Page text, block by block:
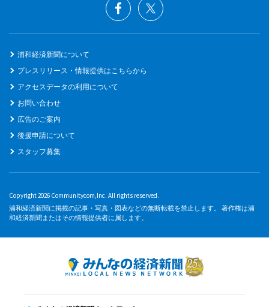
浦和経済新聞について
プレスリリース・情報提供はこちらから
アクセスデータの利用について
お問い合わせ
広告のご案内
後援申請について
スタッフ募集
Copyright 2026 Communitycom,Inc. All rights reserved.
浦和経済新聞に掲載の記事・写真・図表などの無断転載を禁止します。 著作権は浦
和経済新聞またはその情報提供者に属します。